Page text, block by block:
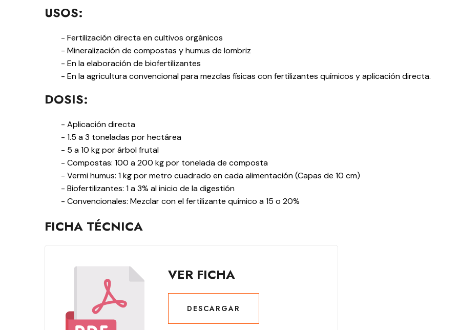
USOS:
- Fertilización directa en cultivos orgánicos
- Mineralización de compostas y humus de lombriz
- En la elaboración de biofertilizantes
- En la agricultura convencional para mezclas físicas con fertilizantes químicos y aplicación directa.
DOSIS:
- Aplicación directa
- 1.5 a 3 toneladas por hectárea
- 5 a 10 kg por árbol frutal
- Compostas: 100 a 200 kg por tonelada de composta
- Vermi humus: 1 kg por metro cuadrado en cada alimentación (Capas de 10 cm)
- Biofertilizantes: 1 a 3% al inicio de la digestión
- Convencionales: Mezclar con el fertilizante químico a 15 o 20%
FICHA TÉCNICA
VER FICHA
DESCARGAR
DESCARGAR